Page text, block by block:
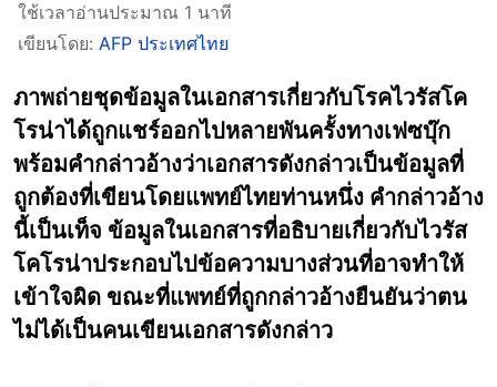
ใช้เวลาอ่านประมาณ 1 นาที
เขียนโดย: AFP ประเทศไทย
ภาพถ่ายชุดข้อมูลในเอกสารเกี่ยวกับโรคไวรัสโค
โรน่าได้ถูกแชร์ออกไปหลายพันครั้งทางเฟซบุ๊ก
พร้อมคำกล่าวอ้างว่าเอกสารดังกล่าวเป็นข้อมูลที่
ถูกต้องที่เขียนโดยแพทย์ไทยท่านหนึ่ง คำกล่าวอ้าง
นี้เป็นเท็จ ข้อมูลในเอกสารที่อธิบายเกี่ยวกับไวรัส
โคโรน่าประกอบไปข้อความบางส่วนที่อาจทำให้
เข้าใจผิด ขณะที่แพทย์ที่ถูกกล่าวอ้างยืนยันว่าตน
ไม่ได้เป็นคนเขียนเอกสารดังกล่าว